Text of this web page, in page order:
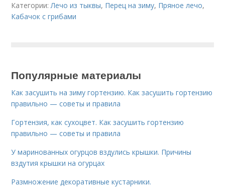
Категории:Лечо из тыквы, Перец на зиму, Пряное лечо,
Кабачок с грибами
Популярные материалы
Как засушить на зиму гортензию. Как засушить гортензию
правильно — советы и правила
Гортензия, как сухоцвет. Как засушить гортензию
правильно — советы и правила
У маринованных огурцов вздулись крышки. Причины
вздутия крышки на огурцах
Размножение декоративные кустарники.